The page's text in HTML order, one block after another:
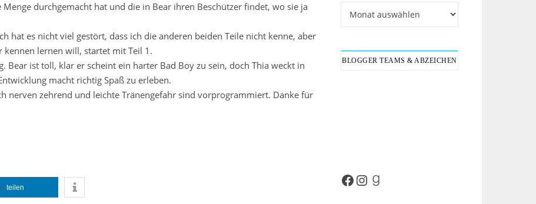
durchgemacht hat und die in Bear ihren Beschützer findet, wo sie ja
hat es nicht viel gestört, dass ich die anderen beiden Teile nicht kenne, aber
kennen lernen will, startet mit Teil 1.
Bear ist toll, klar er scheint ein harter Bad Boy zu sein, doch Thia weckt in
macht richtig Spaß zu erleben.
nerven zehrend und leichte Tränengefahr sind vorprogrammiert. Danke für
teilen
BLOGGER TEAMS & ABZEICHEN
Facebook
Instagram
Goodreads